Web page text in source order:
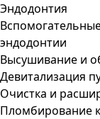
Эндодонтия
эндодонтии
Высушивание и
Девитализация
Очистка и
Пломбирование